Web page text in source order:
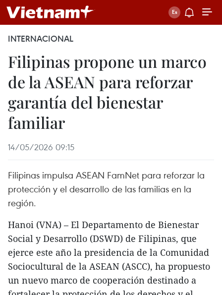
INTERNACIONAL
Filipinas propone un marco
de la ASEAN para reforzar
garantía del bienestar
familiar
14/05/2026 09:15
Filipinas impulsa ASEAN FamNet para reforzar la
protección y el desarrollo de las familias en la
región.
Hanoi (VNA) – El Departamento de Bienestar
Social y Desarrollo (DSWD) de Filipinas, que
ejerce este año la presidencia de la Comunidad
Sociocultural de la ASEAN (ASCC), ha propuesto
un nuevo marco de cooperación destinado a